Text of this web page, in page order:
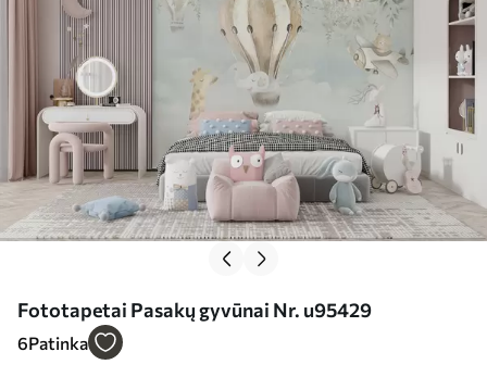
Fototapetai Pasakų gyvūnai Nr. u95429
6Patinka